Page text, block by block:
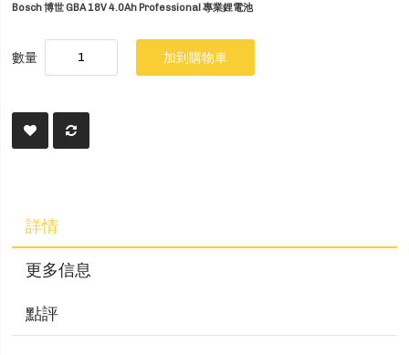
Bosch 博世 GBA 18V 4.0Ah Professional 專業鋰電池
數量 加到購物車
詳情
更多信息
點評